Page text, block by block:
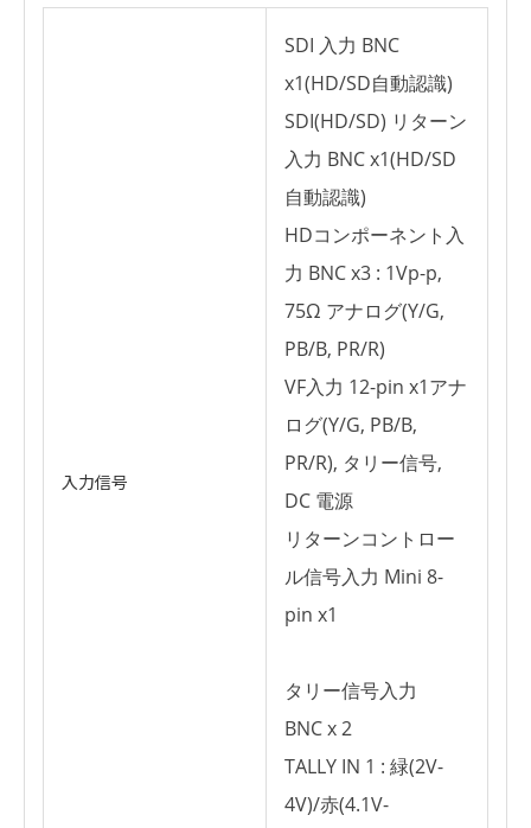
入力信号
SDI 入力 BNC
x1(HD/SD自動認識)
SDI(HD/SD) リターン
入力 BNC x1(HD/SD
自動認識)
HDコンポーネント入
力 BNC x3 : 1Vp-p,
75Ω アナログ(Y/G,
PB/B, PR/R)
VF入力 12-pin x1アナ
ログ(Y/G, PB/B,
PR/R), タリー信号,
DC 電源
リターンコントロー
ル信号入力 Mini 8-
pin x1
タリー信号入力
BNC x 2
TALLY IN 1 : 緑(2V-
4V)/赤(4.1V-